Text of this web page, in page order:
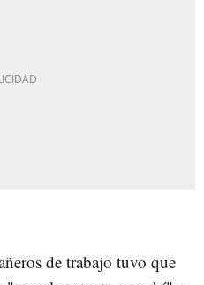
de trabajo tuvo que